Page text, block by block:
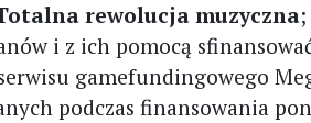
rewolucja muzyczna
i z ich pomocą
gamefundingowego
podczas finansowania